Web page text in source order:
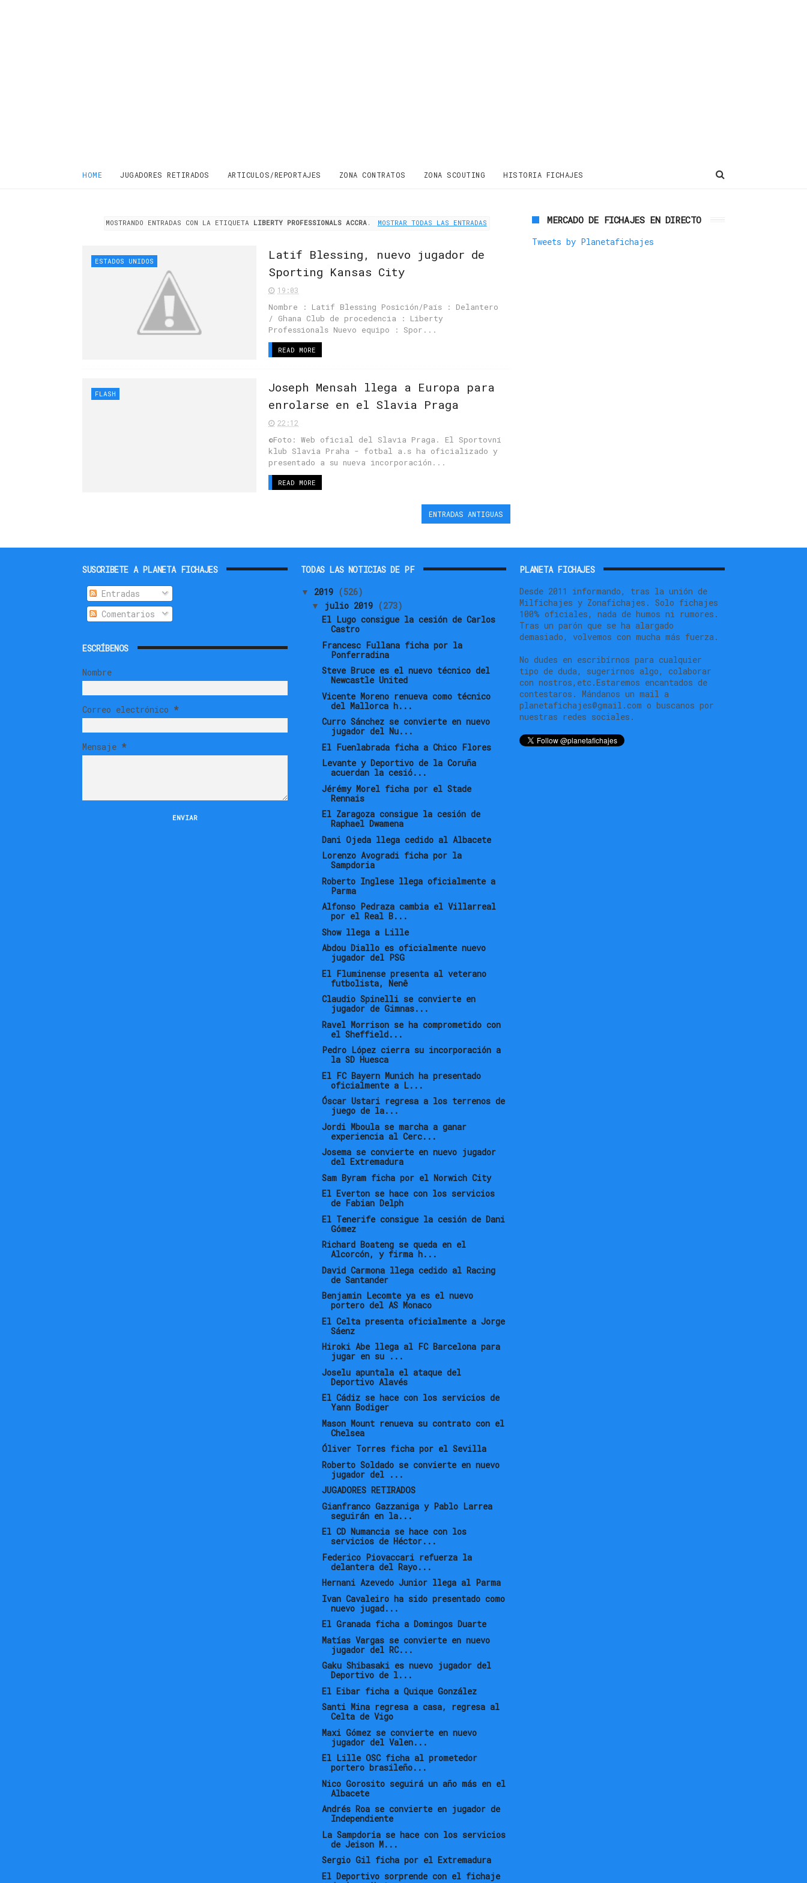
HOME JUGADORES RETIRADOS ARTICULOS/REPORTAJES ZONA CONTRATOS ZONA SCOUTING HISTORIA FICHAJES
MOSTRANDO ENTRADAS CON LA ETIQUETA LIBERTY PROFESSIONALS ACCRA . MOSTRAR TODAS LAS ENTRADAS
ESTADOS UNIDOS
Latif Blessing, nuevo jugador de
Sporting Kansas City
19:03
Nombre : Latif Blessing Posición/País : Delantero
/ Ghana Club de procedencia : Liberty
Professionals Nuevo equipo : Spor...
READ MORE
FLASH
Joseph Mensah llega a Europa para
enrolarse en el Slavia Praga
22:12
©Foto: Web oficial del Slavia Praga. El Sportovní
klub Slavia Praha - fotbal a.s ha oficializado y
presentado a su nueva incorporación...
READ MORE
ENTRADAS ANTIGUAS
MERCADO DE FICHAJES EN DIRECTO
Tweets by Planetafichajes
SUSCRIBETE A PLANETA FICHAJES
Entradas
Comentarios
ESCRÍBENOS
Nombre
Correo electrónico *
Mensaje *
TODAS LAS NOTICIAS DE PF
▼ 2019 (526)
▼ julio 2019 (273)
El Lugo consigue la cesión de Carlos
Castro
Francesc Fullana ficha por la
Ponferradina
Steve Bruce es el nuevo técnico del
Newcastle United
Vicente Moreno renueva como técnico
del Mallorca h...
Curro Sánchez se convierte en nuevo
jugador del Nu...
El Fuenlabrada ficha a Chico Flores
Levante y Deportivo de la Coruña
acuerdan la cesió...
Jérémy Morel ficha por el Stade
Rennais
El Zaragoza consigue la cesión de
Raphael Dwamena
Dani Ojeda llega cedido al Albacete
Lorenzo Avogradi ficha por la
Sampdoria
Roberto Inglese llega oficialmente a
Parma
Alfonso Pedraza cambia el Villarreal
por el Real B...
Show llega a Lille
Abdou Diallo es oficialmente nuevo
jugador del PSG
El Fluminense presenta al veterano
futbolista, Nenê
Claudio Spinelli se convierte en
jugador de Gimnas...
Ravel Morrison se ha comprometido con
el Sheffield...
Pedro López cierra su incorporación a
la SD Huesca
El FC Bayern Munich ha presentado
oficialmente a L...
Óscar Ustari regresa a los terrenos de
juego de la...
Jordi Mboula se marcha a ganar
experiencia al Cerc...
Josema se convierte en nuevo jugador
del Extremadura
Sam Byram ficha por el Norwich City
El Everton se hace con los servicios
de Fabian Delph
El Tenerife consigue la cesión de Dani
Gómez
Richard Boateng se queda en el
Alcorcón, y firma h...
David Carmona llega cedido al Racing
de Santander
Benjamin Lecomte ya es el nuevo
portero del AS Monaco
El Celta presenta oficialmente a Jorge
Sáenz
Hiroki Abe llega al FC Barcelona para
jugar en su ...
Joselu apuntala el ataque del
Deportivo Alavés
El Cádiz se hace con los servicios de
Yann Bodiger
Mason Mount renueva su contrato con el
Chelsea
Óliver Torres ficha por el Sevilla
Roberto Soldado se convierte en nuevo
jugador del ...
JUGADORES RETIRADOS
Gianfranco Gazzaniga y Pablo Larrea
seguirán en la...
El CD Numancia se hace con los
servicios de Héctor...
Federico Piovaccari refuerza la
delantera del Rayo...
Hernani Azevedo Junior llega al Parma
Ivan Cavaleiro ha sido presentado como
nuevo jugad...
El Granada ficha a Domingos Duarte
Matías Vargas se convierte en nuevo
jugador del RC...
Gaku Shibasaki es nuevo jugador del
Deportivo de l...
El Eibar ficha a Quique González
Santi Mina regresa a casa, regresa al
Celta de Vigo
Maxi Gómez se convierte en nuevo
jugador del Valen...
El Lille OSC ficha al prometedor
portero brasileño...
Nico Gorosito seguirá un año más en el
Albacete
Andrés Roa se convierte en jugador de
Independiente
La Sampdoria se hace con los servicios
de Jeison M...
Sergio Gil ficha por el Extremadura
El Deportivo sorprende con el fichaje
PLANETA FICHAJES
Desde 2011 informando, tras la unión de
Milfichajes y Zonafichajes. Solo fichajes
100% oficiales, nada de humos ni rumores.
Tras un parón que se ha alargado
demasiado, volvemos con mucha más fuerza.
No dudes en escribírnos para cualquier
tipo de duda, sugerirnos algo, colaborar
con nostros,etc.Estaremos encantados de
contestaros. Mándanos un mail a
planetafichajes@gmail.com o buscanos por
nuestras redes sociales.